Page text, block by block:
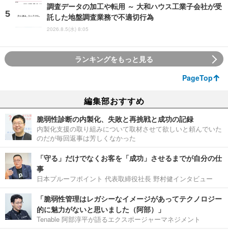
調査データの加工や転用 ～ 大和ハウス工業子会社が受
託した地盤調査業務で不適切行為
2026.8.5(水) 8:05
ランキングをもっと見る
PageTop
編集部おすすめ
脆弱性診断の内製化、失敗と再挑戦と成功の記録
内製化支援の取り組みについて取材させて欲しいと頼んでいた
のだが毎回返事は芳しくなかった
「守る」だけでなくお客を「成功」させるまでが自分の仕
事
日本プルーフポイント 代表取締役社長 野村健インタビュー
「脆弱性管理はレガシーなイメージがあってテクノロジー
的に魅力がないと思いました（阿部）」
Tenable 阿部淳平が語るエクスポージャーマネジメント